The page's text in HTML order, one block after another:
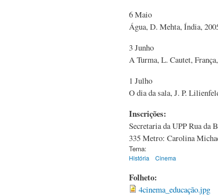
6 Maio
Água, D. Mehta, Índia,
3 Junho
A Turma, L. Cautet,
1 Julho
O dia da sala, J. P.
Inscrições:
Secretaria da UPP Rua da
335 Metro: Carolina
Tema:
História Cinema
Folheto:
4cinema_educação.jpg